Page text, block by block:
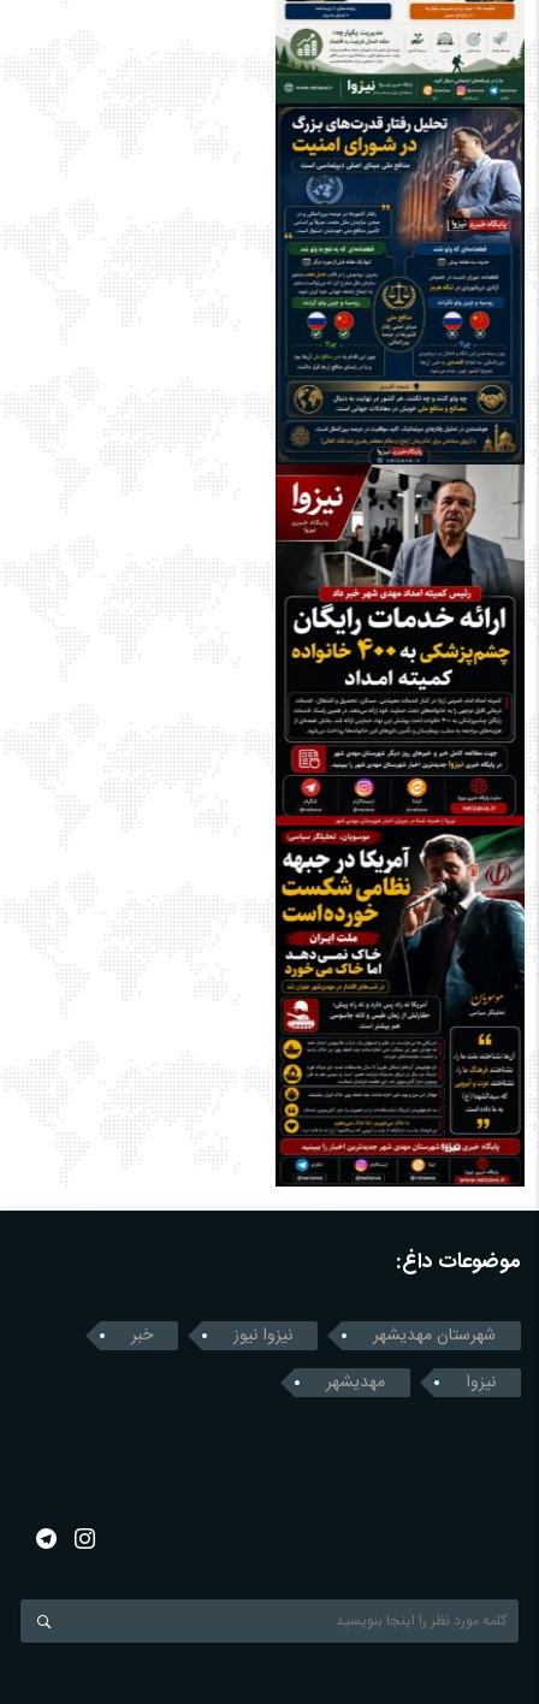
موضوعات داغ:
شهرستان مهدیشهر نیزوا نیوز
خبر
نیزوا
مهدیشهر